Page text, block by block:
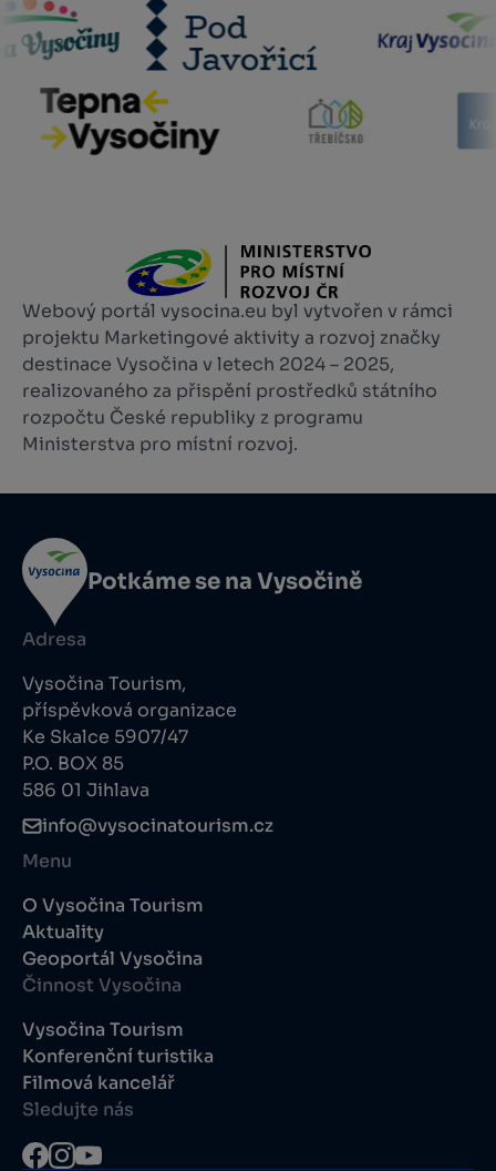
Webový portál vysocina.eu byl vytvořen v rámci
projektu Marketingové aktivity a rozvoj značky
destinace Vysočina v letech 2024 – 2025,
realizovaného za přispění prostředků státního
rozpočtu České republiky z programu
Ministerstva pro místní rozvoj.
Potkáme se na Vysočině
Adresa
Vysočina Tourism,
příspěvková organizace
Ke Skalce 5907/47
P.O. BOX 85
586 01 Jihlava
info@vysocinatourism.cz
Menu
O Vysočina Tourism
Aktuality
Geoportál Vysočina
Činnost Vysočina
Vysočina Tourism
Konferenční turistika
Filmová kancelář
Sledujte nás